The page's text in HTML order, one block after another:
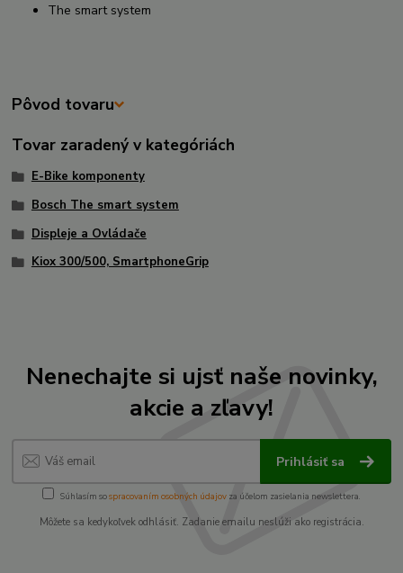
The smart system
Pôvod tovaru
Tovar zaradený v kategóriách
E-Bike komponenty
Bosch The smart system
Displeje a Ovládače
Kiox 300/500, SmartphoneGrip
Nenechajte si ujsť naše novinky,
akcie a zľavy!
Prihlásiť sa
Súhlasím sospracovaním osobných údajov za účelom zasielania newslettera.
Môžete sa kedykoľvek odhlásiť. Zadanie emailu neslúži ako registrácia.